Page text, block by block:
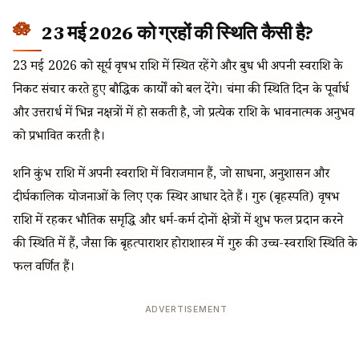
23 मई 2026 को ग्रहों की स्थिति कैसी है?
23 मई 2026 को सूर्य वृषभ राशि में स्थित रहेंगे और बुध भी अपनी स्वराशि के
निकट संचार करते हुए बौद्धिक कार्यों को बल देंगे। चंद्रमा की स्थिति दिन के पूर्वार्ध
और उत्तरार्ध में भिन्न नक्षत्रों में हो सकती है, जो प्रत्येक राशि के भावनात्मक अनुभव
को प्रभावित करती है।
शनि कुंभ राशि में अपनी स्वराशि में विराजमान हैं, जो साधना, अनुशासन और
दीर्घकालिक योजनाओं के लिए एक स्थिर आधार देते हैं। गुरु (बृहस्पति) वृषभ
राशि में रहकर भौतिक समृद्धि और धर्म-कर्म दोनों क्षेत्रों में शुभ फल प्रदान करने
की स्थिति में हैं, जैसा कि बृहत्पाराशर होराशास्त्र में गुरु की उच्च-स्वराशि स्थिति के
फल वर्णित हैं।
ADVERTISEMENT